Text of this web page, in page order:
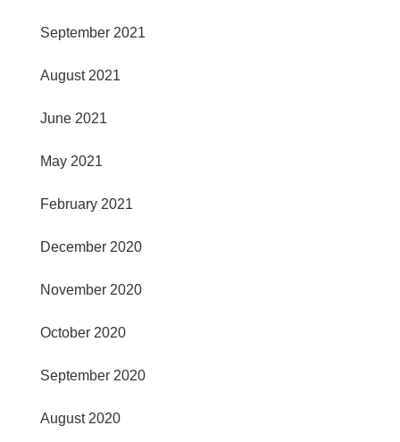
September 2021
August 2021
June 2021
May 2021
February 2021
December 2020
November 2020
October 2020
September 2020
August 2020